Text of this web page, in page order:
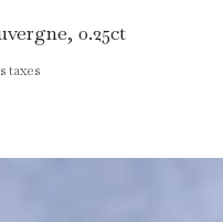
0.25ct
taxes
au bon fonctionnement